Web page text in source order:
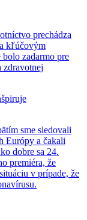
prechádza
kľúčovým
zadarmo pre
zdravotnej
sme sledovali
Európy a čakali
dobre sa 24.
premiéra, že
v prípade, že